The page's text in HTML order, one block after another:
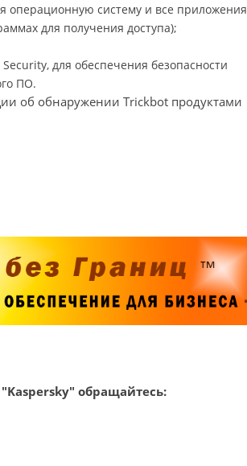
операционную систему и все приложения
для получения доступа);
для обеспечения безопасности
ПО.
об обнаружении Trickbot продуктами
обращайтесь: